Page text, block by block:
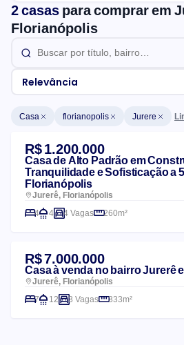
2 casaspara comprar em
Florianópolis
Relevância
Casa florianopolis Jurere
Lista de imóveis
R$ 1.200.000
Casa de Alto Padrão em
Tranquilidade e Sofisticação a
Florianópolis
Jurerê, Florianópolis
4
4 4 Vagas 260m²
R$ 7.000.000
Casa à venda no bairro Jurerê
Jurerê, Florianópolis
7
12 3 Vagas 333m²